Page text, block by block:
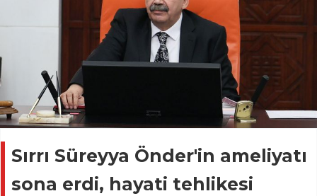
Sırrı Süreyya Önder'in ameliyatı
sona erdi, hayati tehlikesi